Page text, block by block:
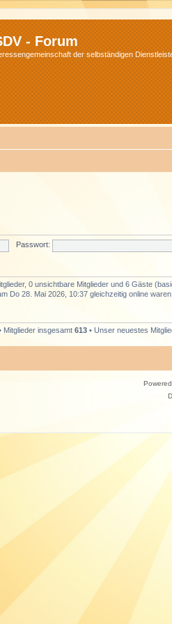
- Forum
der selbständigen
Passwort:
0 unsichtbare Mitglieder und 6 Gäste
Do 28. Mai 2026, 10:37 gleichzeitig online waren.
Mitglieder insgesamt 613 • Unser neuestes